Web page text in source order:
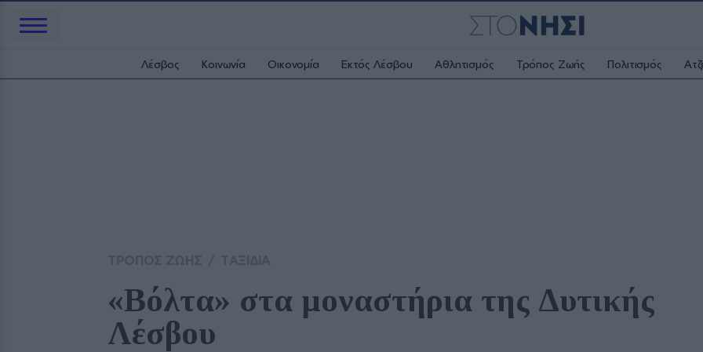
Λέσβος Κοινωνία Οικονομία Εκτός Λέσβου Αθλητισμός Τρόπος Ζωής Πολιτισμός
«Βόλτα» στα μοναστήρια της Δυτικής
Λέσβου